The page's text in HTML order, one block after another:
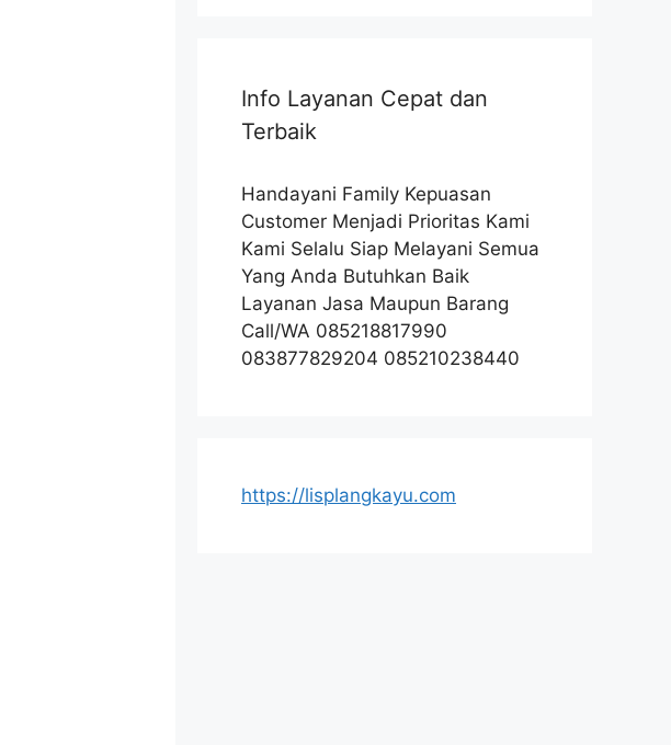
Info Layanan Cepat dan
Terbaik
Handayani Family Kepuasan
Customer Menjadi Prioritas Kami
Kami Selalu Siap Melayani Semua
Yang Anda Butuhkan Baik
Layanan Jasa Maupun Barang
Call/WA 085218817990
083877829204 085210238440
https://lisplangkayu.com